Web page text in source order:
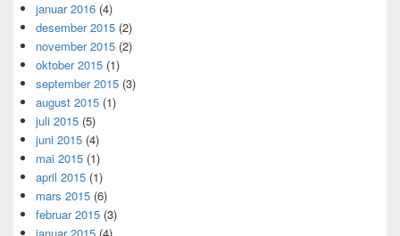
januar 2016 (4)
desember 2015 (2)
november 2015 (2)
oktober 2015 (1)
september 2015 (3)
august 2015 (1)
juli 2015 (5)
juni 2015 (4)
mai 2015 (1)
april 2015 (1)
mars 2015 (6)
februar 2015 (3)